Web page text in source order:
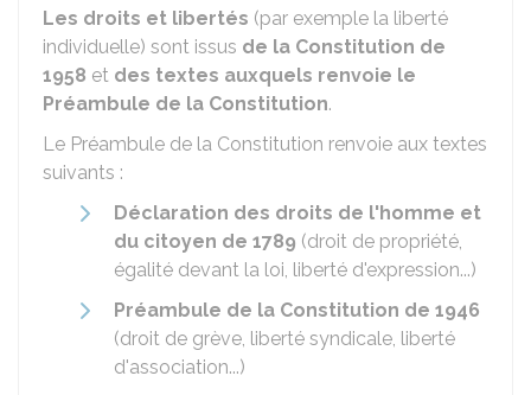
Les droits et libertés (par exemple la liberté
individuelle) sont issus de la Constitution de
1958 et des textes auxquels renvoie le
Préambule de la Constitution.
Le Préambule de la Constitution renvoie aux textes
suivants :
Déclaration des droits de l'homme et
du citoyen de 1789 (droit de propriété,
égalité devant la loi, liberté d'expression...)
Préambule de la Constitution de 1946
(droit de grève, liberté syndicale, liberté
d'association...)